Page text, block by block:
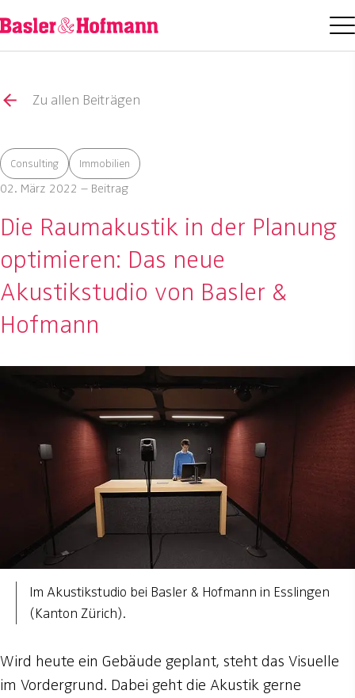
Zu allen Beiträgen
Consulting Immobilien
02. März 2022 – Beitrag
Die Raumakustik in der Planung
optimieren: Das neue
Akustikstudio von Basler &
Hofmann
Im Akustikstudio bei Basler & Hofmann in Esslingen
(Kanton Zürich).
Wird heute ein Gebäude geplant, steht das Visuelle
im Vordergrund. Dabei geht die Akustik gerne